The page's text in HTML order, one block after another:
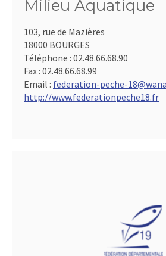
Milieu Aquatique
103, rue de Mazières
18000 BOURGES
Téléphone : 02.48.66.68.90
Fax : 02.48.66.68.99
Email : federation-peche-
http://www.federationpeche18.fr